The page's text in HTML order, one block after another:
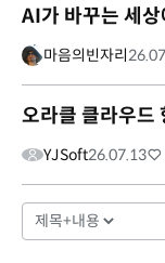
AI가 바꾸는 세상
마음의빈자리
오라클 클라우드
YJSoft26.07.13